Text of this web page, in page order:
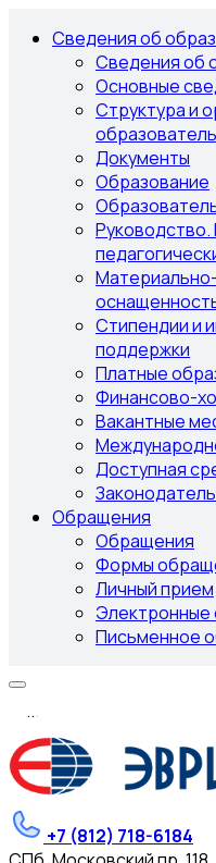
Сведения об
Сведения об
Основные
Структура и
Документы
Образование
Руководство.
Стипендии и
поддержки
Платные
Финансово-
Вакантные
Доступная
Обращения
Обращения
Формы
Личный прием
Письменное
...
+7 (812) 718-6184